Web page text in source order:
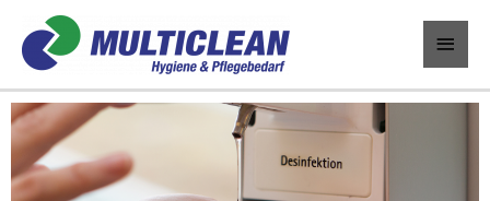
Inhalt
springen